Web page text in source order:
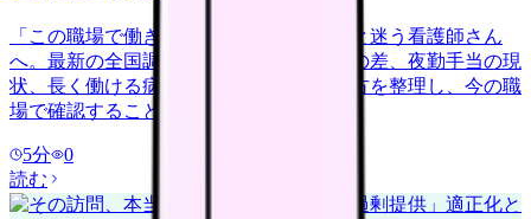
「この職場で働き続けられるだろうか」と迷う看護師さん
へ。最新の全国調査データから、離職率の差、夜勤手当の現
状、長く働ける病院が導入している働き方を整理し、今の職
場で確認することを具体化します。
5分
0
読む